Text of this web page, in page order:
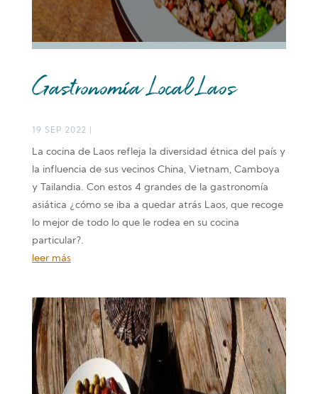
Gastronomía Local Laos
19 SEP 2022
La cocina de Laos refleja la diversidad étnica del país y
la influencia de sus vecinos China, Vietnam, Camboya
y Tailandia. Con estos 4 grandes de la gastronomía
asiática ¿cómo se iba a quedar atrás Laos, que recoge
lo mejor de todo lo que le rodea en su cocina
particular?.
leer más